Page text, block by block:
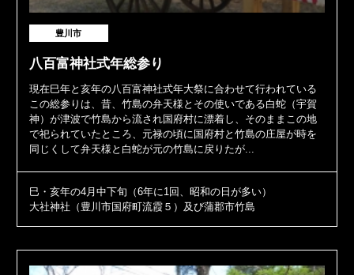
豊川市
八百富神社式年総参り
現在巳年と亥年の八百富神社式年大祭に合わせて行われている
この総参りは、昔、竹島の弁天様とその使いである白蛇（宇賀
神）が津波で竹島から流され国府村に漂着し、そのままこの地
で祀られていたところ、元禄の頃に国府村と竹島の庄屋が時を
同じくして弁天様と白蛇が元の竹島に戻りたが...
巳・亥年の4月中下旬（6年に1回、昭和の日が多い）
大社神社（豊川市国府町流霞５）及び蒲郡市竹島